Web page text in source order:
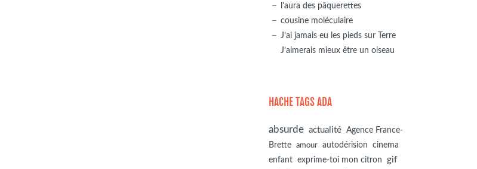
l'aura des pâquerettes
cousine moléculaire
J’ai jamais eu les pieds sur Terre
J’aimerais mieux être un oiseau
HACHE TAGS ADA
absurde actualité Agence France-
Brette
amour autodérision
cinema
enfant exprime-toi mon citron
gif